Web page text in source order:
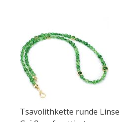
Tsavolithkette runde